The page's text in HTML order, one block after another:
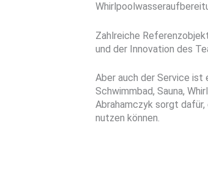
Zahlreiche
und der Innovation des
Aber auch der Service ist
Schwimmbad, Sauna,
Abrahamczyk sorgt
nutzen können.